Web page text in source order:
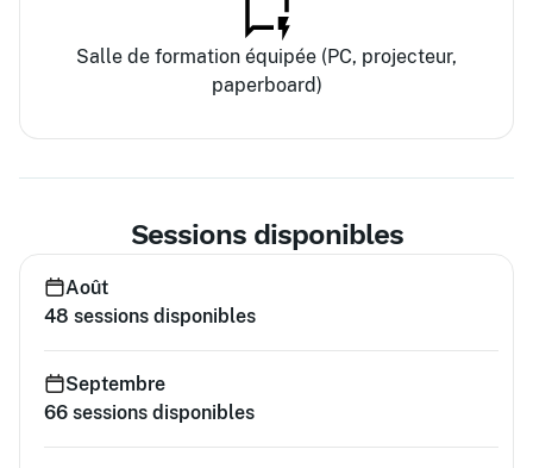
Salle de formation équipée (PC, projecteur,
paperboard)
Sessions disponibles
Août
48 sessions disponibles
Septembre
66 sessions disponibles